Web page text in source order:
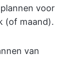
voor
(of maand).
van